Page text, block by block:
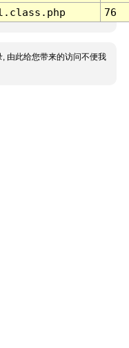
76
由此给您带来的访问不便我